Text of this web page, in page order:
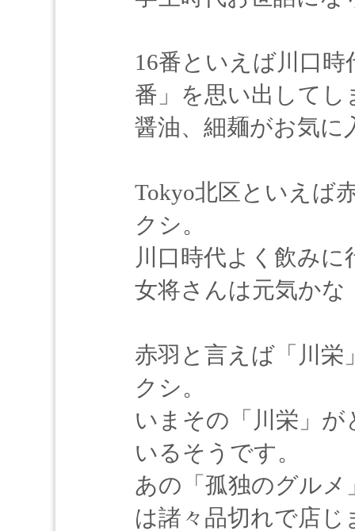
16番といえば川口
番」を思い出して
醤油、細麺がお気に
Tokyo北区といえば
クシ。
川口時代よく飲み
女将さんは元気かな
赤羽と言えば「川
クシ。
いまその「川栄」
いるそうです。
あの「孤独のグル
は諸々品切れで店じ